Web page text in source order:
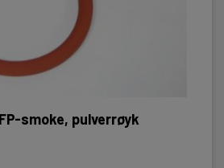
smoke, pulverrøyk